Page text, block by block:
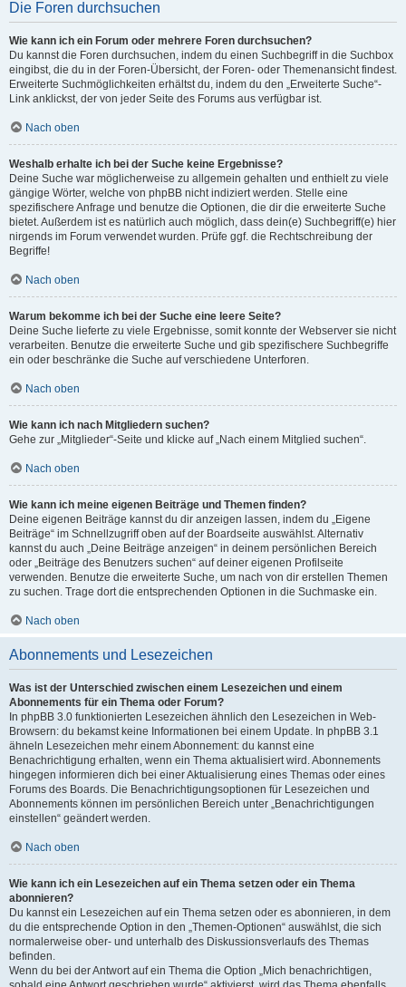
Die Foren durchsuchen
Wie kann ich ein Forum oder mehrere Foren durchsuchen?
Du kannst die Foren durchsuchen, indem du einen Suchbegriff in die Suchbox
eingibst, die du in der Foren-Übersicht, der Foren- oder Themenansicht findest.
Erweiterte Suchmöglichkeiten erhältst du, indem du den „Erweiterte Suche“-
Link anklickst, der von jeder Seite des Forums aus verfügbar ist.
Nach oben
Weshalb erhalte ich bei der Suche keine Ergebnisse?
Deine Suche war möglicherweise zu allgemein gehalten und enthielt zu viele
gängige Wörter, welche von phpBB nicht indiziert werden. Stelle eine
spezifischere Anfrage und benutze die Optionen, die dir die erweiterte Suche
bietet. Außerdem ist es natürlich auch möglich, dass dein(e) Suchbegriff(e) hier
nirgends im Forum verwendet wurden. Prüfe ggf. die Rechtschreibung der
Begriffe!
Nach oben
Warum bekomme ich bei der Suche eine leere Seite?
Deine Suche lieferte zu viele Ergebnisse, somit konnte der Webserver sie nicht
verarbeiten. Benutze die erweiterte Suche und gib spezifischere Suchbegriffe
ein oder beschränke die Suche auf verschiedene Unterforen.
Nach oben
Wie kann ich nach Mitgliedern suchen?
Gehe zur „Mitglieder“-Seite und klicke auf „Nach einem Mitglied suchen“.
Nach oben
Wie kann ich meine eigenen Beiträge und Themen finden?
Deine eigenen Beiträge kannst du dir anzeigen lassen, indem du „Eigene
Beiträge“ im Schnellzugriff oben auf der Boardseite auswählst. Alternativ
kannst du auch „Deine Beiträge anzeigen“ in deinem persönlichen Bereich
oder „Beiträge des Benutzers suchen“ auf deiner eigenen Profilseite
verwenden. Benutze die erweiterte Suche, um nach von dir erstellen Themen
zu suchen. Trage dort die entsprechenden Optionen in die Suchmaske ein.
Nach oben
Abonnements und Lesezeichen
Was ist der Unterschied zwischen einem Lesezeichen und einem
Abonnements für ein Thema oder Forum?
In phpBB 3.0 funktionierten Lesezeichen ähnlich den Lesezeichen in Web-
Browsern: du bekamst keine Informationen bei einem Update. In phpBB 3.1
ähneln Lesezeichen mehr einem Abonnement: du kannst eine
Benachrichtigung erhalten, wenn ein Thema aktualisiert wird. Abonnements
hingegen informieren dich bei einer Aktualisierung eines Themas oder eines
Forums des Boards. Die Benachrichtigungsoptionen für Lesezeichen und
Abonnements können im persönlichen Bereich unter „Benachrichtigungen
einstellen“ geändert werden.
Nach oben
Wie kann ich ein Lesezeichen auf ein Thema setzen oder ein Thema
abonnieren?
Du kannst ein Lesezeichen auf ein Thema setzen oder es abonnieren, in dem
du die entsprechende Option in den „Themen-Optionen“ auswählst, die sich
normalerweise ober- und unterhalb des Diskussionsverlaufs des Themas
befinden.
Wenn du bei der Antwort auf ein Thema die Option „Mich benachrichtigen,